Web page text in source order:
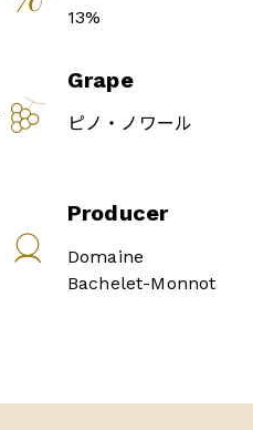
13%
Grape
ピノ・ノワール
Producer
Domaine
Bachelet-Monnot